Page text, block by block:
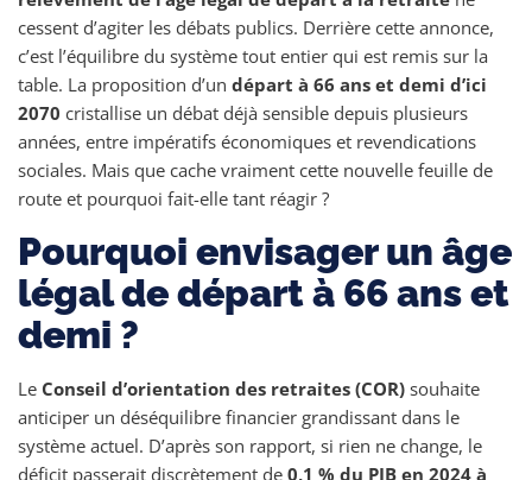
cessent d’agiter les débats publics. Derrière cette annonce,
c’est l’équilibre du système tout entier qui est remis sur la
table. La proposition d’un départ à 66 ans et demi d’ici
2070 cristallise un débat déjà sensible depuis plusieurs
années, entre impératifs économiques et revendications
sociales. Mais que cache vraiment cette nouvelle feuille de
route et pourquoi fait-elle tant réagir ?
Pourquoi envisager un âge
légal de départ à 66 ans et
demi ?
Le Conseil d’orientation des retraites (COR) souhaite
anticiper un déséquilibre financier grandissant dans le
système actuel. D’après son rapport, si rien ne change, le
déficit passerait discrètement de 0,1 % du PIB en 2024 à